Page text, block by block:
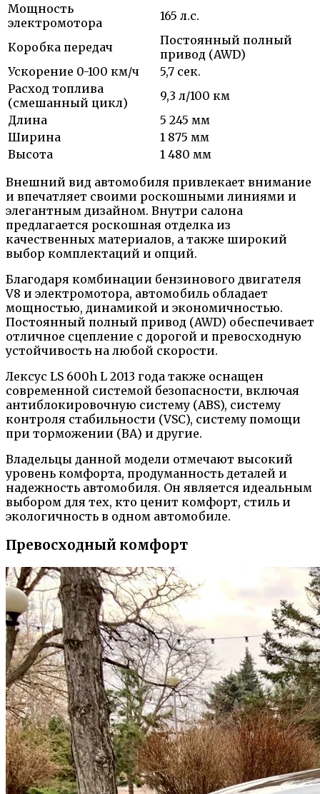
Мощность
электромотора
165 л.с.
Коробка передач
Постоянный полный
привод (AWD)
Ускорение 0-100 км/ч
5,7 сек.
Расход топлива
(смешанный цикл)
9,3 л/100 км
Длина
5 245 мм
Ширина
1 875 мм
Высота
1 480 мм
Внешний вид автомобиля привлекает внимание
и впечатляет своими роскошными линиями и
элегантным дизайном. Внутри салона
предлагается роскошная отделка из
качественных материалов, а также широкий
выбор комплектаций и опций.
Благодаря комбинации бензинового двигателя
V8 и электромотора, автомобиль обладает
мощностью, динамикой и экономичностью.
Постоянный полный привод (AWD) обеспечивает
отличное сцепление с дорогой и превосходную
устойчивость на любой скорости.
Лексус LS 600h L 2013 года также оснащен
современной системой безопасности, включая
антиблокировочную систему (ABS), систему
контроля стабильности (VSC), систему помощи
при торможении (BA) и другие.
Владельцы данной модели отмечают высокий
уровень комфорта, продуманность деталей и
надежность автомобиля. Он является идеальным
выбором для тех, кто ценит комфорт, стиль и
экологичность в одном автомобиле.
Превосходный комфорт